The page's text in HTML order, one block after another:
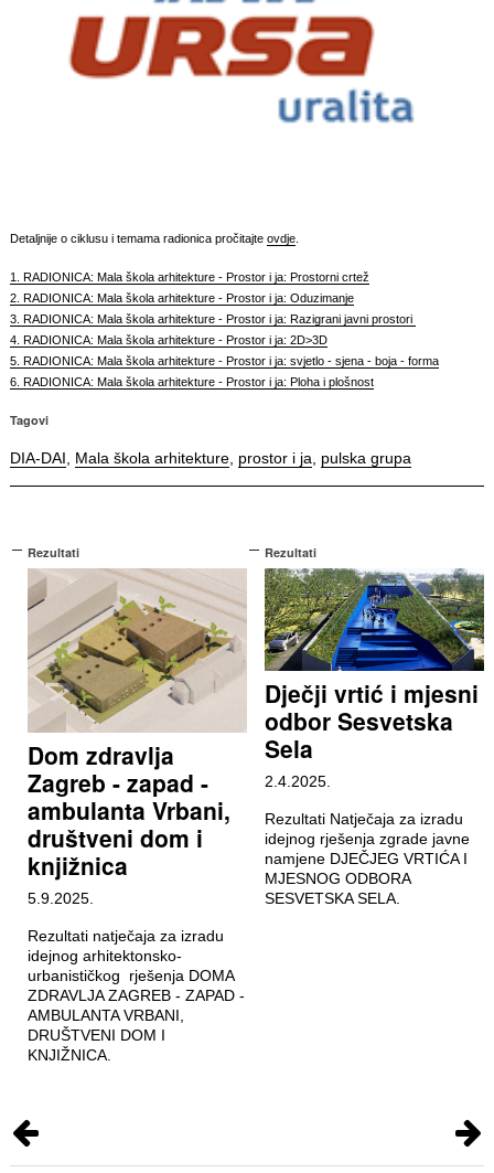
Detaljnije o ciklusu i temama radionica pročitajte ovdje.
1. RADIONICA: Mala škola arhitekture - Prostor i ja: Prostorni crtež
2. RADIONICA: Mala škola arhitekture - Prostor i ja: Oduzimanje
3. RADIONICA: Mala škola arhitekture - Prostor i ja: Razigrani javni prostori
4. RADIONICA: Mala škola arhitekture - Prostor i ja: 2D>3D
5. RADIONICA: Mala škola arhitekture - Prostor i ja: svjetlo - sjena - boja - forma
6. RADIONICA: Mala škola arhitekture - Prostor i ja: Ploha i plošnost
Tagovi
DIA-DAI Mala škola arhitekture, prostor i ja pulska grupa
Rezultati
Dom zdravlja
Zagreb - zapad -
ambulanta Vrbani,
društveni dom i
knjižnica
5.9.2025.
Rezultati natječaja za izradu
idejnog arhitektonsko-
urbanističkog rješenja DOMA
ZDRAVLJA ZAGREB - ZAPAD -
AMBULANTA VRBANI,
DRUŠTVENI DOM I
KNJIŽNICA.
Rezultati
Dječji vrtić i mjesni
odbor Sesvetska
Sela
2.4.2025.
Rezultati Natječaja za izradu
idejnog rješenja zgrade javne
namjene DJEČJEG VRTIĆA I
MJESNOG ODBORA
SESVETSKA SELA.